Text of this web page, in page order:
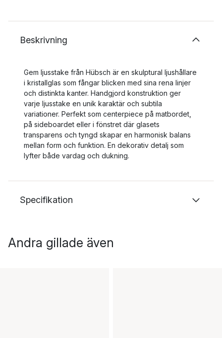
Beskrivning
Gem ljusstake från Hübsch är en skulptural ljushållare
i kristallglas som fångar blicken med sina rena linjer
och distinkta kanter. Handgjord konstruktion ger
varje ljusstake en unik karaktär och subtila
variationer. Perfekt som centerpiece på matbordet,
på sideboardet eller i fönstret där glasets
transparens och tyngd skapar en harmonisk balans
mellan form och funktion. En dekorativ detalj som
lyfter både vardag och dukning.
Specifikation
Andra gillade även